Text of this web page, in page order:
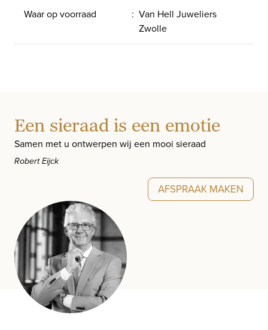
Waar op voorraad
: Van Hell Juweliers
Zwolle
Een sieraad is een emotie
Samen met u ontwerpen wij een mooi sieraad
Robert Eijck
AFSPRAAK MAKEN